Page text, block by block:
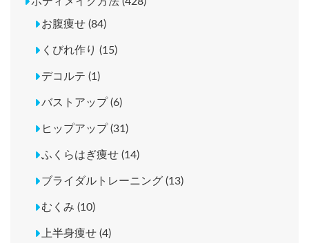
お腹痩せ (84)
くびれ作り (15)
デコルテ (1)
バストアップ (6)
ヒップアップ (31)
ふくらはぎ痩せ (14)
ブライダルトレーニング (13)
むくみ (10)
上半身痩せ (4)